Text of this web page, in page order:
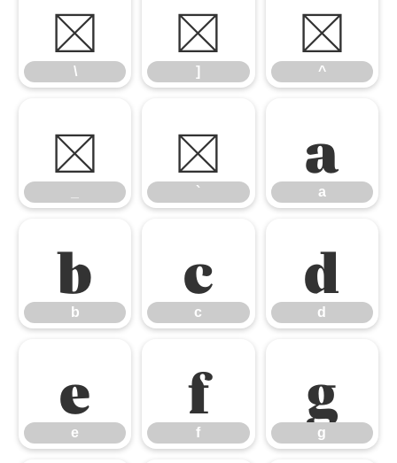
\
\
]
]
^
^
_ `
`
a
a
b
b
c
c
d
d
e
e
f
f
g
g